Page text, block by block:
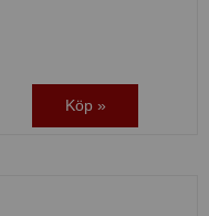
Köp »